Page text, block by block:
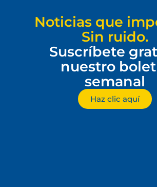
Noticias que
Sin ruido.
Suscríbete
nuestro
semanal
Haz clic aquí